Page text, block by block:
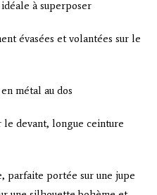
à superposer
évasées et volantées sur le
métal au dos
le devant, longue ceinture
parfaite portée sur une jupe